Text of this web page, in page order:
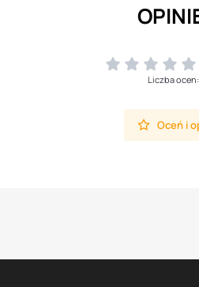
Liczba
Oceń i